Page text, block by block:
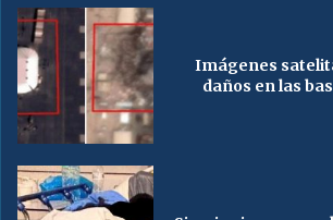
Imágenes
daños en las